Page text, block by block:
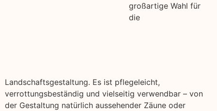
großartige Wahl für
die
Landschaftsgestaltung. Es ist pflegeleicht,
verrottungsbeständig und vielseitig verwendbar – von
der Gestaltung natürlich aussehender Zäune oder